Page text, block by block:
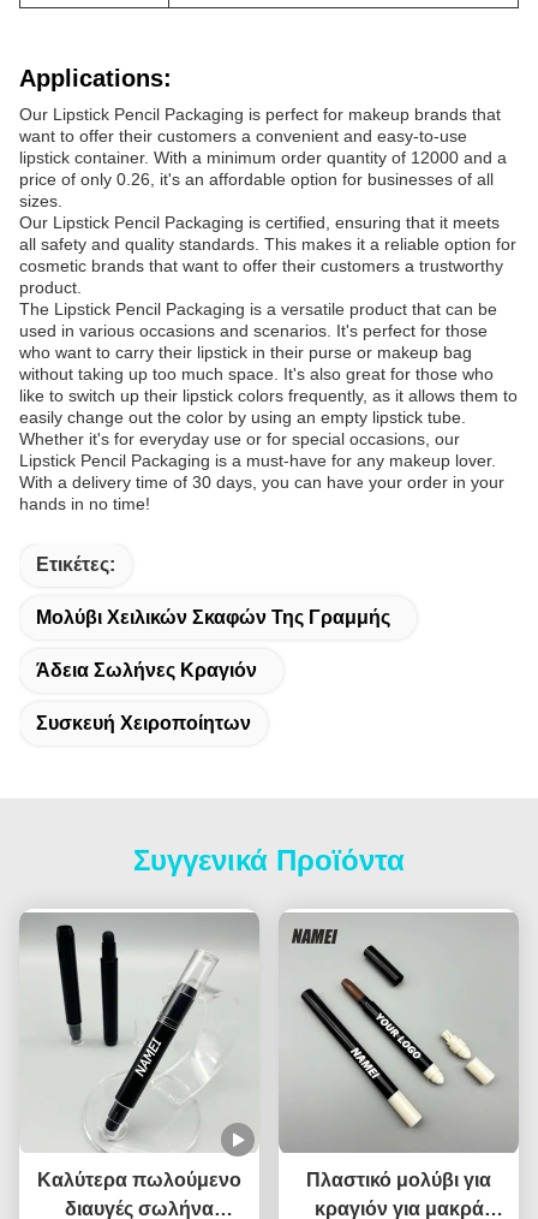
Applications:
Our Lipstick Pencil Packaging is perfect for makeup brands that
want to offer their customers a convenient and easy-to-use
lipstick container. With a minimum order quantity of 12000 and a
price of only 0.26, it's an affordable option for businesses of all
sizes.
Our Lipstick Pencil Packaging is certified, ensuring that it meets
all safety and quality standards. This makes it a reliable option for
cosmetic brands that want to offer their customers a trustworthy
product.
The Lipstick Pencil Packaging is a versatile product that can be
used in various occasions and scenarios. It's perfect for those
who want to carry their lipstick in their purse or makeup bag
without taking up too much space. It's also great for those who
like to switch up their lipstick colors frequently, as it allows them to
easily change out the color by using an empty lipstick tube.
Whether it's for everyday use or for special occasions, our
Lipstick Pencil Packaging is a must-have for any makeup lover.
With a delivery time of 30 days, you can have your order in your
hands in no time!
Ετικέτες:
Μολύβι Χειλικών Σκαφών Της Γραμμής
Άδεια Σωλήνες Κραγιόν
Συσκευή Χειροποίητων
Συγγενικά Προϊόντα
Καλύτερα πωλούμενο
διαυγές σωλήνα
Πλαστικό μολύβι για
κραγιόν για μακρά